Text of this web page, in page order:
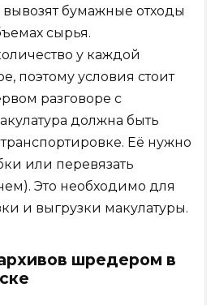
вывозят бумажные отходы
сырья.
у каждой
поэтому условия стоит
разговоре с
должна быть
Её нужно
или перевязать
Это необходимо для
и выгрузки макулатуры.
шредером в